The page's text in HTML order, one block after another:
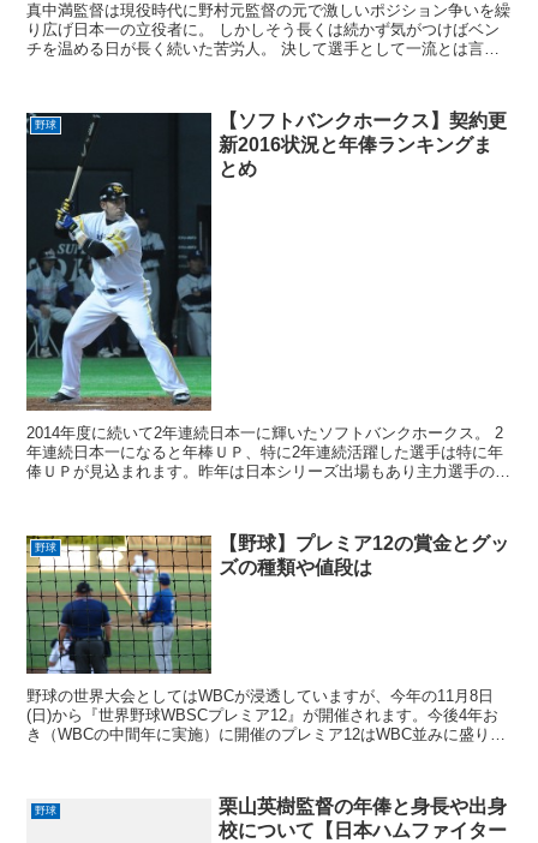
真中満監督は現役時代に野村元監督の元で激しいポジション争いを繰
り広げ日本一の立役者に。 しかしそう長くは続かず気がつけばベン
チを温める日が長く続いた苦労人。 決して選手として一流とは言え
野球
【ソフトバンクホークス】契約更
新2016状況と年俸ランキングま
とめ
2014年度に続いて2年連続日本一に輝いたソフトバンクホークス。 2
年連続日本一になると年棒ＵＰ、特に2年連続活躍した選手は特に年
俸ＵＰが見込まれます。昨年は日本シリーズ出場もあり主力選手の多
野球
【野球】プレミア12の賞金とグッ
ズの種類や値段は
野球の世界大会としてはWBCが浸透していますが、今年の11月8日
(日)から『世界野球WBSCプレミア12』が開催されます。今後4年お
き（WBCの中間年に実施）に開催のプレミア12はWBC並みに盛り上
野球
栗山英樹監督の年俸と身長や出身
校について【日本ハムファイター